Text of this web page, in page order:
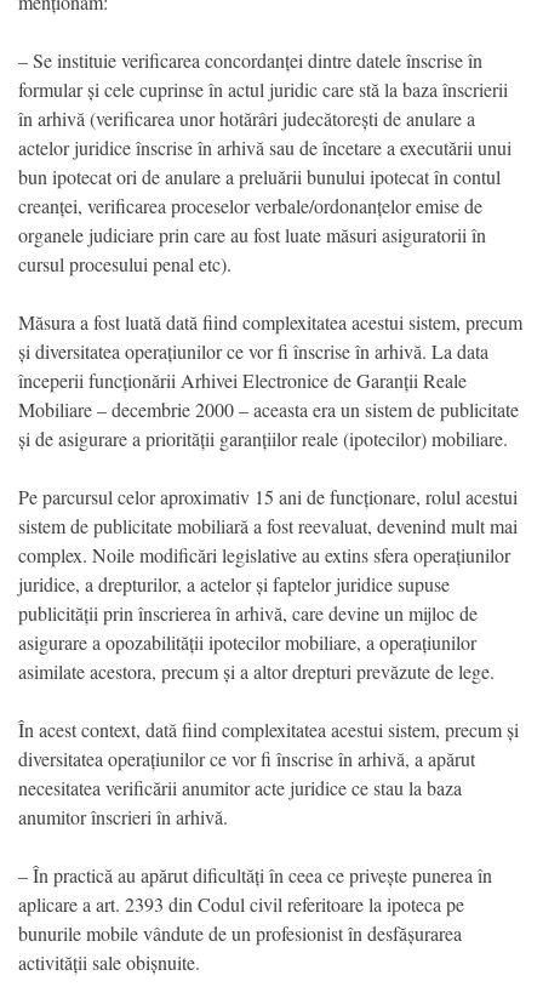
– Se instituie verificarea concordanței dintre datele înscrise în
formular și cele cuprinse în actul juridic care stă la baza înscrierii
în arhivă (verificarea unor hotărâri judecătorești de anulare a
actelor juridice înscrise în arhivă sau de încetare a executării unui
bun ipotecat ori de anulare a preluării bunului ipotecat în contul
creanței, verificarea proceselor verbale/ordonanțelor emise de
organele judiciare prin care au fost luate măsuri asiguratorii în
cursul procesului penal etc).
Măsura a fost luată dată fiind complexitatea acestui sistem, precum
și diversitatea operațiunilor ce vor fi înscrise în arhivă. La data
începerii funcționării Arhivei Electronice de Garanții Reale
Mobiliare – decembrie 2000 – aceasta era un sistem de publicitate
și de asigurare a priorității garanțiilor reale (ipotecilor) mobiliare.
Pe parcursul celor aproximativ 15 ani de funcționare, rolul acestui
sistem de publicitate mobiliară a fost reevaluat, devenind mult mai
complex. Noile modificări legislative au extins sfera operațiunilor
juridice, a drepturilor, a actelor și faptelor juridice supuse
publicității prin înscrierea în arhivă, care devine un mijloc de
asigurare a opozabilității ipotecilor mobiliare, a operațiunilor
asimilate acestora, precum și a altor drepturi prevăzute de lege.
În acest context, dată fiind complexitatea acestui sistem, precum și
diversitatea operațiunilor ce vor fi înscrise în arhivă, a apărut
necesitatea verificării anumitor acte juridice ce stau la baza
anumitor înscrieri în arhivă.
– În practică au apărut dificultăți în ceea ce privește punerea în
aplicare a art. 2393 din Codul civil referitoare la ipoteca pe
bunurile mobile vândute de un profesionist în desfășurarea
activității sale obișnuite.